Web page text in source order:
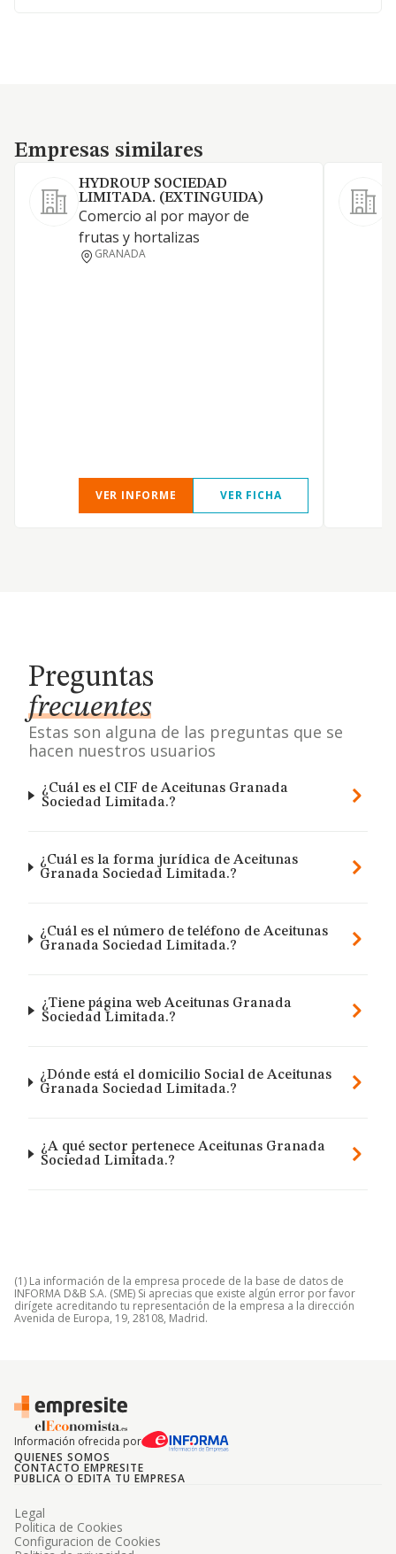
Empresas similares
Empresas similares
HYDROUP SOCIEDAD
LIMITADA. (EXTINGUIDA)
Comercio al por mayor de
frutas y hortalizas
GRANADA
VER INFORME VER FICHA
Preguntas
frecuentes
Estas son alguna de las preguntas que se
hacen nuestros usuarios
¿Cuál es el CIF de Aceitunas Granada
Sociedad Limitada.?
¿Cuál es la forma jurídica de Aceitunas
Granada Sociedad Limitada.?
¿Cuál es el número de teléfono de Aceitunas
Granada Sociedad Limitada.?
¿Tiene página web Aceitunas Granada
Sociedad Limitada.?
¿Dónde está el domicilio Social de Aceitunas
Granada Sociedad Limitada.?
¿A qué sector pertenece Aceitunas Granada
Sociedad Limitada.?
(1) La información de la empresa procede de la base de datos de
INFORMA D&B S.A. (SME) Si aprecias que existe algún error por favor
dirígete acreditando tu representación de la empresa a la dirección
Avenida de Europa, 19, 28108, Madrid.
Información ofrecida por
QUIENES SOMOS
CONTACTO EMPRESITE
PUBLICA O EDITA TU EMPRESA
Legal
Politica de Cookies
Configuracion de Cookies